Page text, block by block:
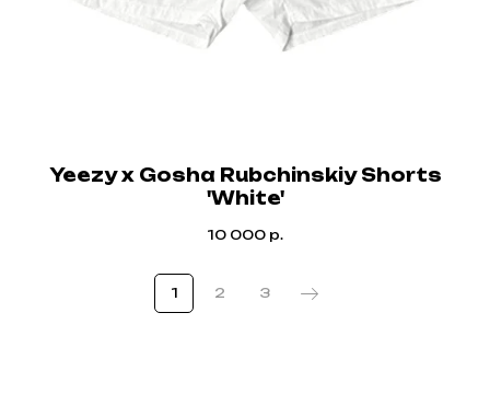
Yeezy x Gosha Rubchinskiy Shorts
'White'
10 000 р.
1 2 3